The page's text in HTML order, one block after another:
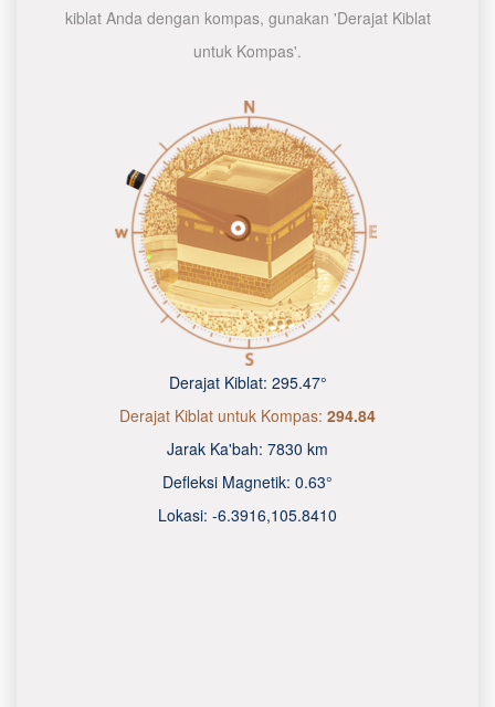
kiblat Anda dengan kompas, gunakan 'Derajat Kiblat
untuk Kompas'.
Derajat Kiblat: 295.47°
Derajat Kiblat untuk Kompas: 294.84
Jarak Ka'bah: 7830 km
Defleksi Magnetik: 0.63°
Lokasi: -6.3916,105.8410